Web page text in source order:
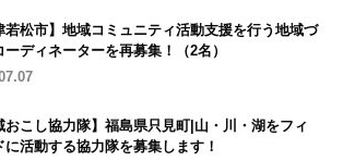
若松市】地域コミュニティ活動支援を行う地域づ
ーディネーターを再募集！（2名）
おこし協力隊】福島県只見町|山・川・湖をフィ
に活動する協力隊を募集します！